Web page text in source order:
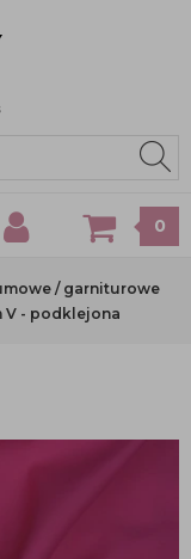
0
/ garniturowe
V - podklejona